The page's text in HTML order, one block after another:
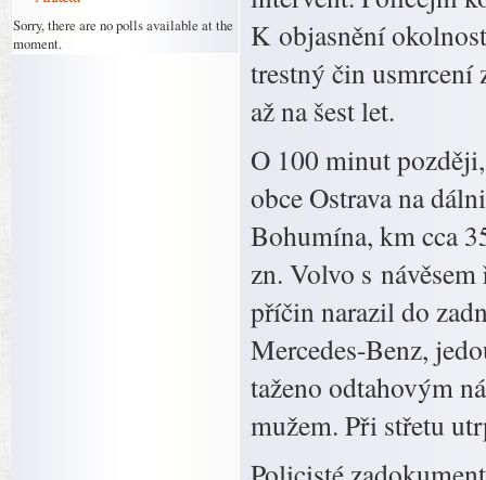
Sorry, there are no polls available at the
moment.
K objasnění
trestný čin usmrcení
až na šest let.
O 100 minut
obce Ostrava na
Bohumína, km cca
zn. Volvo s
příčin narazil do
Mercedes-Benz,
taženo odtahovým
mužem. Při střetu